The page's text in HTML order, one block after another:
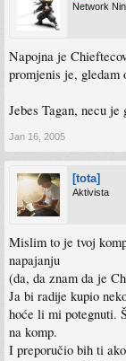
Network
Napojna je
promjenis je, gledam
Jebes Tagan, necu je
Jan 16, 2005
[tota]
Aktivista
Mislim to je tvoj
napajanju
(da, da znam da je
Ja bi radije kupio
hoće li mi potegnuti.
na komp.
I preporučio bih ti